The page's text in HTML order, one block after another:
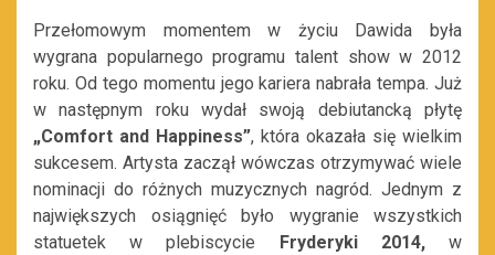
Przełomowym momentem w życiu Dawida była
wygrana popularnego programu talent show w 2012
roku. Od tego momentu jego kariera nabrała tempa. Już
w następnym roku wydał swoją debiutancką płytę
„Comfort and Happiness”, która okazała się wielkim
sukcesem. Artysta zaczął wówczas otrzymywać wiele
nominacji do różnych muzycznych nagród. Jednym z
największych osiągnięć było wygranie wszystkich
statuetek w plebiscycie
Fryderyki 2014,w